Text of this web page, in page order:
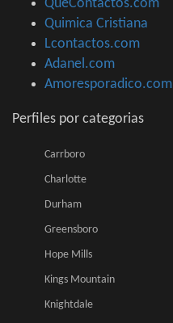
QueContactos.com
Quimica Cristiana
Lcontactos.com
Adanel.com
Amoresporadico.com
Perfiles por categorias
Carrboro
Charlotte
Durham
Greensboro
Hope Mills
Kings Mountain
Knightdale